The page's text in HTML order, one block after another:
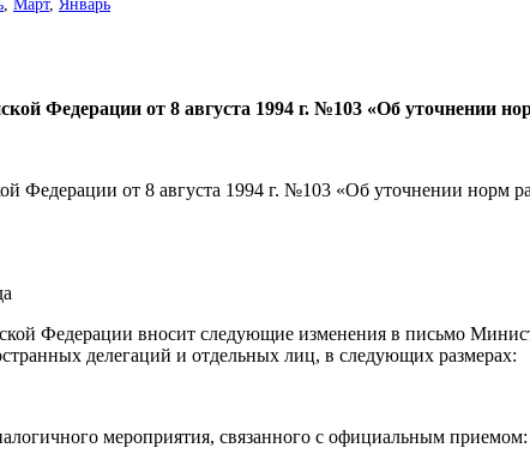
Март, Январь
Федерации от 8 августа 1994 г. №103 «Об уточнении
Федерации от 8 августа 1994 г. №103 «Об уточнении норм
Федерации вносит следующие изменения в письмо
делегаций и отдельных лиц, в следующих размерах:
мероприятия, связанного с официальным приемом: